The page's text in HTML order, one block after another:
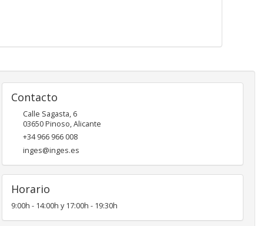
Contacto
Calle Sagasta, 6
03650Pinoso,Alicante
+34 966 966 008
inges@inges.es
Horario
9:00h - 14:00h y 17:00h - 19:30h